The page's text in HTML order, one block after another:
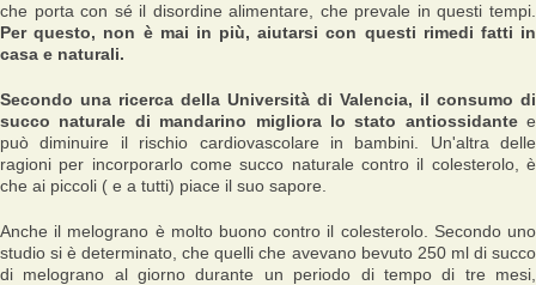
che porta con sé il disordine alimentare, che prevale in questi tempi.
Per questo, non è mai in più, aiutarsi con questi rimedi fatti in
casa e naturali.
Secondo una ricerca della Università di Valencia, il consumo di
succo naturale di mandarino migliora lo stato antiossidantee
può diminuire il rischio cardiovascolare in bambini. Un'altra delle
ragioni per incorporarlo come succo naturale contro il colesterolo, è
che ai piccoli ( e a tutti) piace il suo sapore.
Anche il melograno è molto buono contro il colesterolo. Secondo uno
studio si è determinato, che quelli che avevano bevuto 250 ml di succo
di melograno al giorno durante un periodo di tempo di tre mesi,